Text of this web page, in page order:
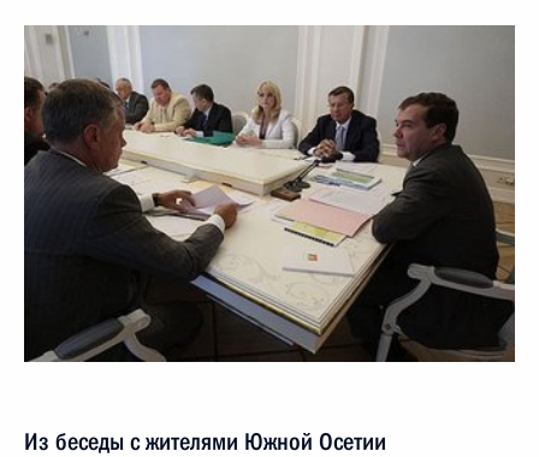
Из беседы с жителями Южной Осетии